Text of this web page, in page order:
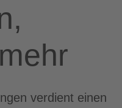
verdient einen